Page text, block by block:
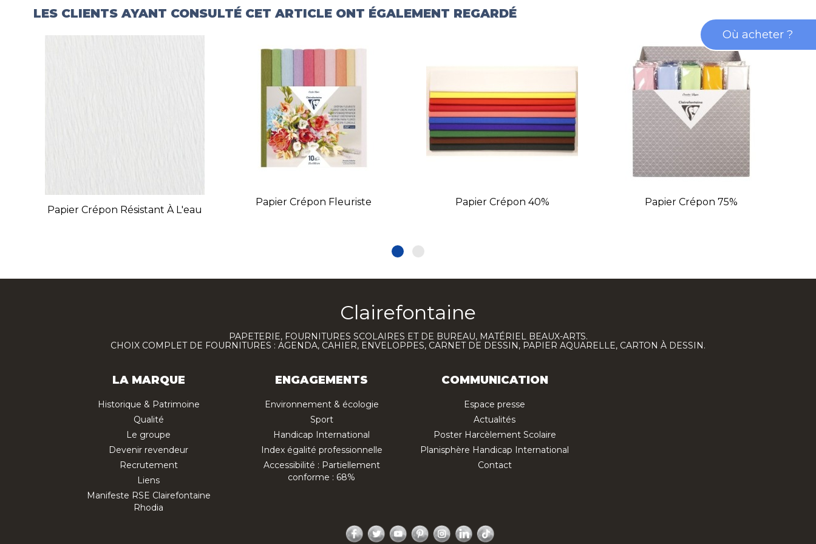
LES CLIENTS AYANT CONSULTÉ CET ARTICLE ONT ÉGALEMENT REGARDÉ
Papier Crépon Résistant À L'eau
Papier Crépon Fleuriste Papier Crépon 40% Papier Crépon 75%
Clairefontaine
PAPETERIE, FOURNITURES SCOLAIRES ET DE BUREAU, MATÉRIEL BEAUX-ARTS.
CHOIX COMPLET DE FOURNITURES : AGENDA, CAHIER, ENVELOPPES, CARNET DE DESSIN, PAPIER AQUARELLE, CARTON À DESSIN.
LA MARQUE
Historique & Patrimoine
Qualité
Le groupe
Devenir revendeur
Recrutement
Liens
Manifeste RSE Clairefontaine
Rhodia
ENGAGEMENTS
Environnement & écologie
Sport
Handicap International
Index égalité professionnelle
Accessibilité : Partiellement
conforme : 68%
COMMUNICATION
Espace presse
Actualités
Poster Harcèlement Scolaire
Planisphère Handicap International
Contact
Facebook
TwitterYouTubePinterestInstagram
LinkedIn
Où acheter ?